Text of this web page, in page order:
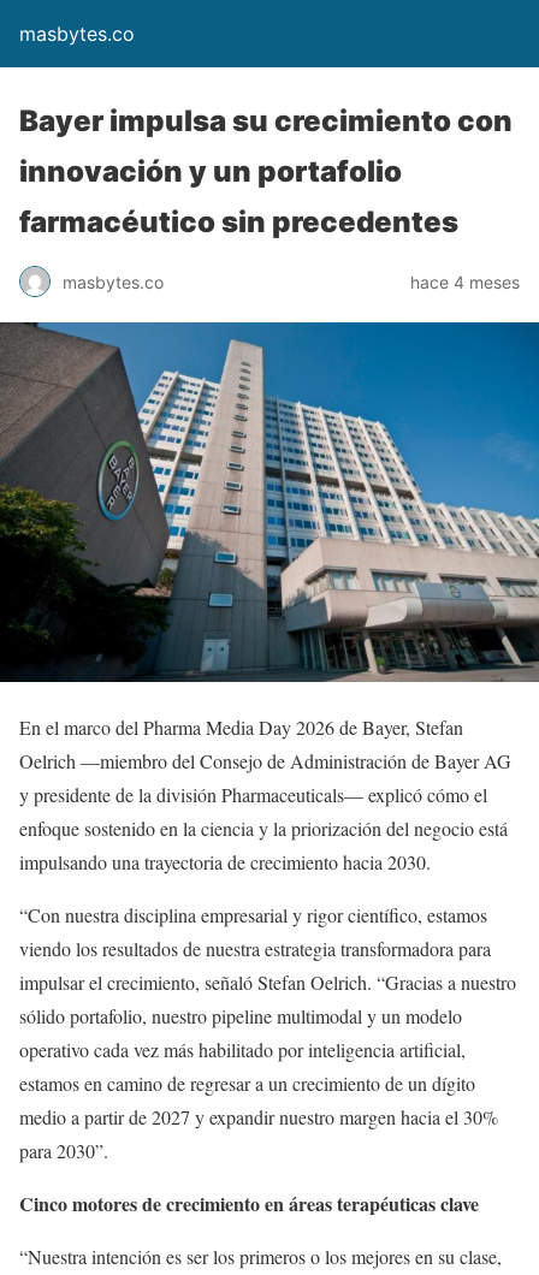
masbytes.co
Bayer impulsa su crecimiento con
innovación y un portafolio
farmacéutico sin precedentes
masbytes.co hace 4 meses
En el marco del Pharma Media Day 2026 de Bayer, Stefan
Oelrich —miembro del Consejo de Administración de Bayer AG
y presidente de la división Pharmaceuticals— explicó cómo el
enfoque sostenido en la ciencia y la priorización del negocio está
impulsando una trayectoria de crecimiento hacia 2030.
“Con nuestra disciplina empresarial y rigor científico, estamos
viendo los resultados de nuestra estrategia transformadora para
impulsar el crecimiento, señaló Stefan Oelrich. “Gracias a nuestro
sólido portafolio, nuestro pipeline multimodal y un modelo
operativo cada vez más habilitado por inteligencia artificial,
estamos en camino de regresar a un crecimiento de un dígito
medio a partir de 2027 y expandir nuestro margen hacia el 30%
para 2030”.
Cinco motores de crecimiento en áreas terapéuticas clave
“Nuestra intención es ser los primeros o los mejores en su clase,